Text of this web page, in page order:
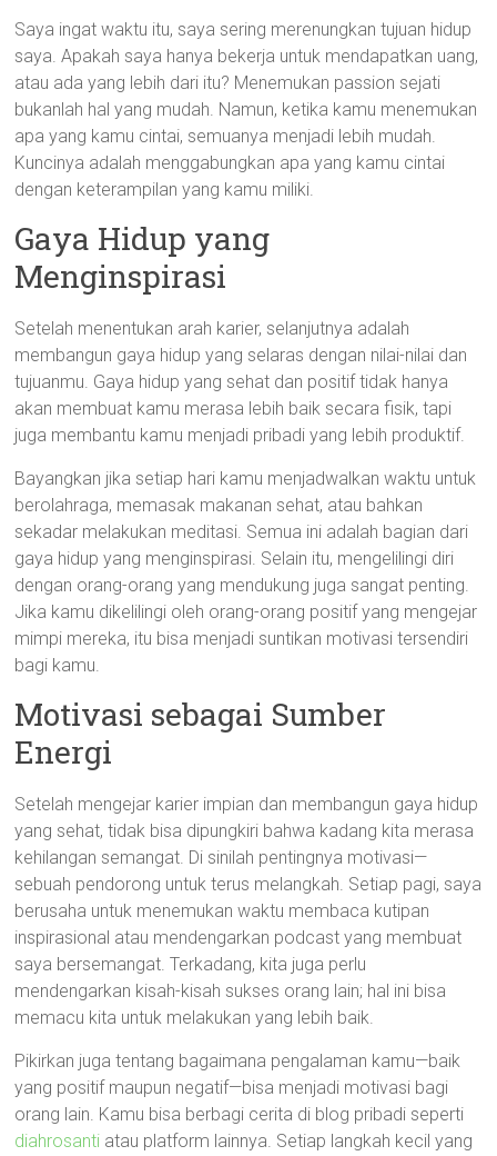
Saya ingat waktu itu, saya sering merenungkan tujuan hidup
saya. Apakah saya hanya bekerja untuk mendapatkan uang,
atau ada yang lebih dari itu? Menemukan passion sejati
bukanlah hal yang mudah. Namun, ketika kamu menemukan
apa yang kamu cintai, semuanya menjadi lebih mudah.
Kuncinya adalah menggabungkan apa yang kamu cintai
dengan keterampilan yang kamu miliki.
Gaya Hidup yang
Menginspirasi
Setelah menentukan arah karier, selanjutnya adalah
membangun gaya hidup yang selaras dengan nilai-nilai dan
tujuanmu. Gaya hidup yang sehat dan positif tidak hanya
akan membuat kamu merasa lebih baik secara fisik, tapi
juga membantu kamu menjadi pribadi yang lebih produktif.
Bayangkan jika setiap hari kamu menjadwalkan waktu untuk
berolahraga, memasak makanan sehat, atau bahkan
sekadar melakukan meditasi. Semua ini adalah bagian dari
gaya hidup yang menginspirasi. Selain itu, mengelilingi diri
dengan orang-orang yang mendukung juga sangat penting.
Jika kamu dikelilingi oleh orang-orang positif yang mengejar
mimpi mereka, itu bisa menjadi suntikan motivasi tersendiri
bagi kamu.
Motivasi sebagai Sumber
Energi
Setelah mengejar karier impian dan membangun gaya hidup
yang sehat, tidak bisa dipungkiri bahwa kadang kita merasa
kehilangan semangat. Di sinilah pentingnya motivasi—
sebuah pendorong untuk terus melangkah. Setiap pagi, saya
berusaha untuk menemukan waktu membaca kutipan
inspirasional atau mendengarkan podcast yang membuat
saya bersemangat. Terkadang, kita juga perlu
mendengarkan kisah-kisah sukses orang lain; hal ini bisa
memacu kita untuk melakukan yang lebih baik.
Pikirkan juga tentang bagaimana pengalaman kamu—baik
yang positif maupun negatif—bisa menjadi motivasi bagi
orang lain. Kamu bisa berbagi cerita di blog pribadi seperti
diahrosanti atau platform lainnya. Setiap langkah kecil yang